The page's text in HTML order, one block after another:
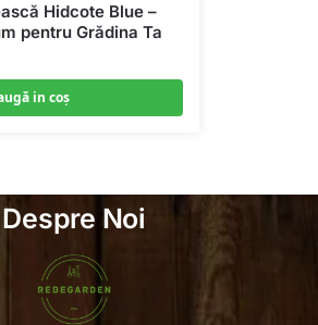
Hidcote Blue –
pentru Grădina Ta
in coş
Despre Noi